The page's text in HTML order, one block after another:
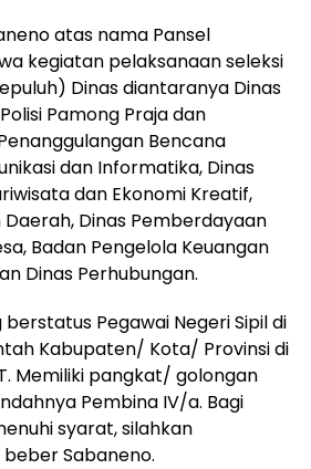
atas nama Pansel
kegiatan pelaksanaan seleksi
Dinas diantaranya Dinas
Pamong Praja dan
Bencana
dan Informatika, Dinas
dan Ekonomi Kreatif,
Dinas Pemberdayaan
Badan Pengelola Keuangan
Dinas Perhubungan.
Pegawai Negeri Sipil di
Kabupaten/ Kota/ Provinsi di
Memiliki pangkat/ golongan
Pembina IV/a. Bagi
syarat, silahkan
Sabaneno.